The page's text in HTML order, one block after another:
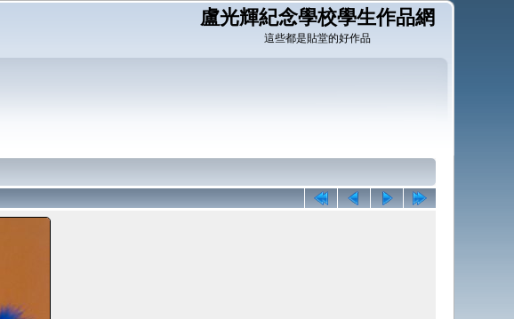
盧光輝紀念學校學生作品網
這些都是貼堂的好作品